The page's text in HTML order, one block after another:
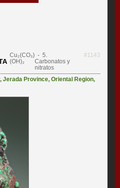
Cu₂(CO₃)
(OH)₂
- 5.
Carbonatos y
nitratos
#1143
,Jerada Province,Oriental Region,